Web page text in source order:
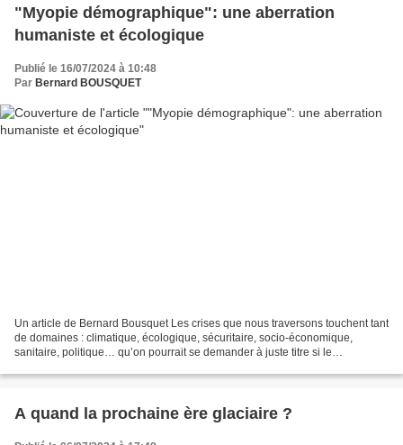
"Myopie démographique": une aberration
humaniste et écologique
Publié le 16/07/2024 à 10:48
Par Bernard BOUSQUET
Un article de Bernard Bousquet Les crises que nous traversons touchent tant
de domaines : climatique, écologique, sécuritaire, socio-économique,
sanitaire, politique… qu’on pourrait se demander à juste titre si le
A quand la prochaine ère glaciaire ?